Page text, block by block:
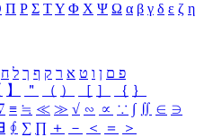
Π Ρ Σ ΤΥ Φ Χ Ψ Ω α β γ δ ε ζ η
פ ם ן ו ט א ר ק ף ך ל ח
】 ＂ （ ） ［ ］ ｛ ｝
≡ ≒ ≪ ≫ √ ∽ ∝ ∵ ∫ ∬ ∈ ∋
∮ ∑ ∏ ＋ － ＜ ＝
＞